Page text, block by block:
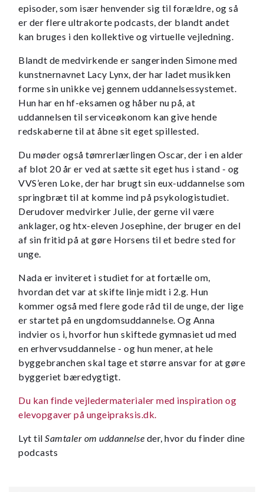
episoder, som især henvender sig til forældre, og så
er der flere ultrakorte podcasts, der blandt andet
kan bruges i den kollektive og virtuelle vejledning.
Blandt de medvirkende er sangerinden Simone med
kunstnernavnet Lacy Lynx, der har ladet musikken
forme sin unikke vej gennem uddannelsessystemet.
Hun har en hf-eksamen og håber nu på, at
uddannelsen til serviceøkonom kan give hende
redskaberne til at åbne sit eget spillested.
Du møder også tømrerlærlingen Oscar, der i en alder
af blot 20 år er ved at sætte sit eget hus i stand - og
VVS’eren Loke, der har brugt sin eux-uddannelse som
springbræt til at komme ind på psykologistudiet.
Derudover medvirker Julie, der gerne vil være
anklager, og htx-eleven Josephine, der bruger en del
af sin fritid på at gøre Horsens til et bedre sted for
unge.
Nada er inviteret i studiet for at fortælle om,
hvordan det var at skifte linje midt i 2.g. Hun
kommer også med flere gode råd til de unge, der lige
er startet på en ungdomsuddannelse. Og Anna
indvier os i, hvorfor hun skiftede gymnasiet ud med
en erhvervsuddannelse - og hun mener, at hele
byggebranchen skal tage et større ansvar for at gøre
byggeriet bæredygtigt.
Du kan finde vejledermaterialer med inspiration og
elevopgaver på ungeipraksis.dk.
Lyt til Samtaler om uddannelse der, hvor du finder dine
podcasts